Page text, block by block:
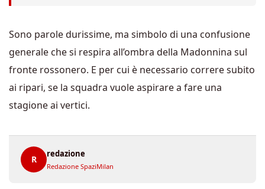
Sono parole durissime, ma simbolo di una confusione
generale che si respira all’ombra della Madonnina sul
fronte rossonero. E per cui è necessario correre subito
ai ripari, se la squadra vuole aspirare a fare una
stagione ai vertici.
R
redazione
Redazione SpaziMilan